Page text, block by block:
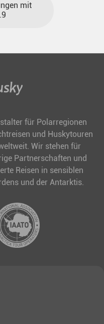
mit
für Polarregionen
und Huskytouren
Wir stehen für
Partnerschaften und
Reisen in sensiblen
und der Antarktis.